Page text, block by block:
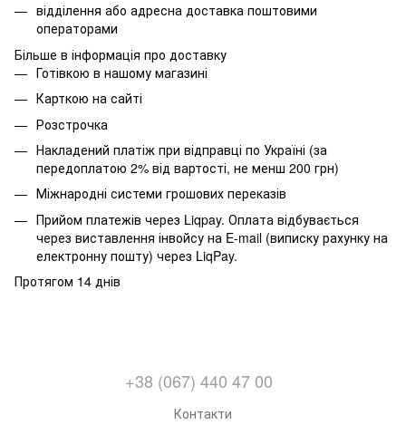
відділення або адресна доставка поштовими
операторами
Більше в інформація про доставку
Готівкою в нашому магазині
Карткою на сайті
Розстрочка
Накладений платіж при відправці по Україні (за
передоплатою 2% від вартості, не менш 200 грн)
Міжнародні системи грошових переказів
Прийом платежів через Liqpay. Оплата відбувається
через виставлення інвойсу на E-mail (виписку рахунку на
електронну пошту) через LiqPay.
Протягом 14 днів
+38 (067) 440 47 00
Контакти